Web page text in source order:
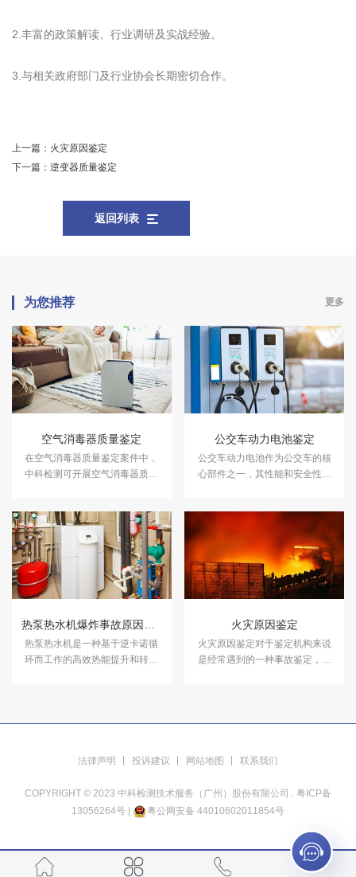
2.丰富的政策解读、行业调研及实战经验。
3.与相关政府部门及行业协会长期密切合作。
上一篇： 火灾原因鉴定
下一篇： 逆变器质量鉴定
返回列表
为您推荐 更多
空气消毒器质量鉴定
在空气消毒器质量鉴定案件中，
中科检测可开展空气消毒器质量
公交车动力电池鉴定
公交车动力电池作为公交车的核
心部件之一，其性能和安全性对
热泵热水机是一种基于逆卡诺循
环而工作的高效热能提升和转移
火灾原因鉴定
​火灾原因鉴定对于鉴定机构来说
是经常遇到的一种事故鉴定，火
后价值评估鉴定等。
法律声明 投诉建议 网站地图 联系我们
COPYRIGHT © 2023 中科检测技术服务（广州）股份有限公司 . 粤ICP备
13056264号 | 粤公网安备 44010602011854号